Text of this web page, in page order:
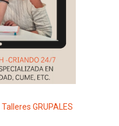
Talleres GRUPALES